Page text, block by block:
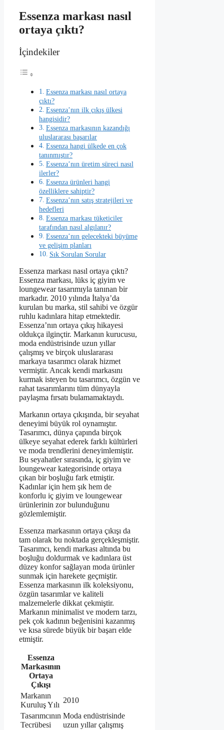
Essenza markası nasıl
ortaya çıktı?
İçindekiler
Essenza markası nasıl ortaya
çıktı?
Essenza’nın ilk çıkış ülkesi
hangisidir?
Essenza markasının kazandığı
uluslararası başarılar
Essenza hangi ülkede en çok
tanınmıştır?
Essenza’nın üretim süreci nasıl
ilerler?
Essenza ürünleri hangi
özelliklere sahiptir?
Essenza’nın satış stratejileri ve
hedefleri
Essenza markası tüketiciler
tarafından nasıl algılanır?
Essenza’nın gelecekteki büyüme
ve gelişim planları
Sık Sorulan Sorular
Essenza markası nasıl ortaya çıktı?
Essenza markası, lüks iç giyim ve
loungewear tasarımıyla tanınan bir
markadır. 2010 yılında İtalya’da
kurulan bu marka, stil sahibi ve özgür
ruhlu kadınlara hitap etmektedir.
Essenza’nın ortaya çıkış hikayesi
oldukça ilginçtir. Markanın kurucusu,
moda endüstrisinde uzun yıllar
çalışmış ve birçok uluslararası
markaya tasarımcı olarak hizmet
vermiştir. Ancak kendi markasını
kurmak isteyen bu tasarımcı, özgün ve
rahat tasarımlarını tüm dünyayla
paylaşma fırsatı bulamamaktaydı.
Markanın ortaya çıkışında, bir seyahat
deneyimi büyük rol oynamıştır.
Tasarımcı, dünya çapında birçok
ülkeye seyahat ederek farklı kültürleri
ve moda trendlerini deneyimlemiştir.
Bu seyahatler sırasında, iç giyim ve
loungewear kategorisinde ortaya
çıkan bir boşluğu fark etmiştir.
Kadınlar için hem şık hem de
konforlu iç giyim ve loungewear
ürünlerinin zor bulunduğunu
gözlemlemiştir.
Essenza markasının ortaya çıkışı da
tam olarak bu noktada gerçekleşmiştir.
Tasarımcı, kendi markası altında bu
boşluğu doldurmak ve kadınlara üst
düzey konfor sağlayan moda ürünler
sunmak için harekete geçmiştir.
Essenza markasının ilk koleksiyonu,
özgün tasarımlar ve kaliteli
malzemelerle dikkat çekmiştir.
Markanın minimalist ve modern tarzı,
pek çok kadının beğenisini kazanmış
ve kısa sürede büyük bir başarı elde
etmiştir.
Essenza
Markasının
Ortaya
Çıkışı
Markanın
Kuruluş Yılı
2010
Tasarımcının
Tecrübesi
Moda endüstrisinde
uzun yıllar çalışmış